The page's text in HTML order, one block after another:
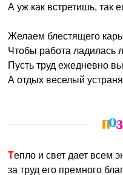
А уж как встретишь, так
Желаем блестящего
Чтобы работа ладилась
Пусть труд ежедневно
А отдых веселый
Тепло и свет дает всем
за труд его премного